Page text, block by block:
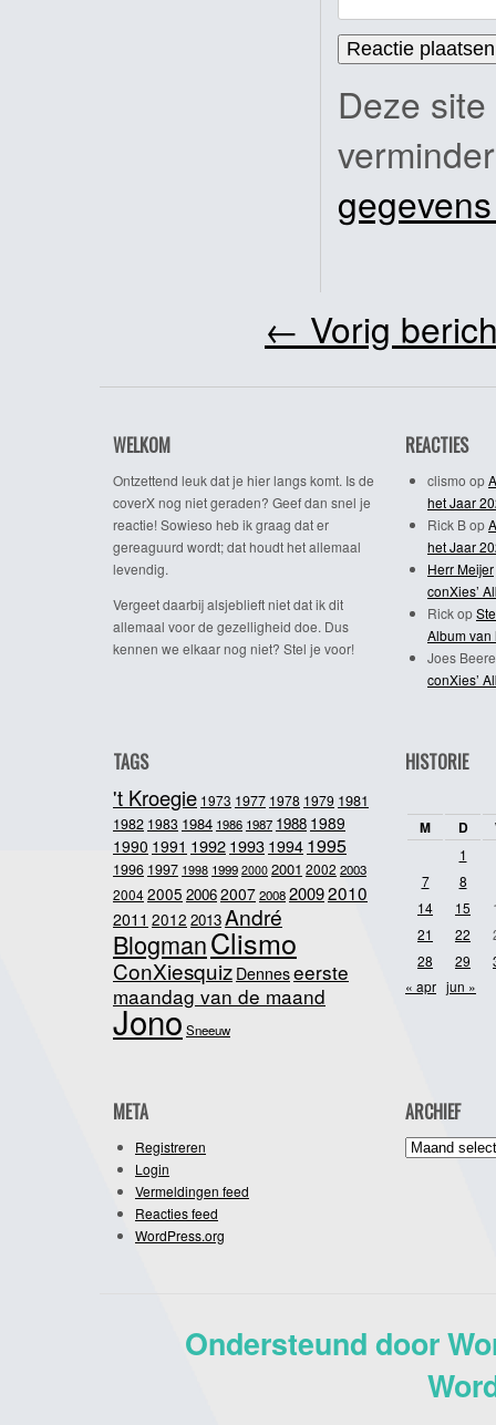
Deze
← Vorig
WELKOM
Ontzettend leuk dat je hier langs komt. Is de
coverX nog niet geraden? Geef dan snel je
reactie! Sowieso heb ik graag dat er
gereaguurd wordt; dat houdt het allemaal
levendig.
Vergeet daarbij alsjeblieft niet dat ik dit
allemaal voor de gezelligheid doe. Dus
kennen we elkaar nog niet? Stel je voor!
REACTIES
clismo op
het Jaar
Rick Bop
het Jaar
Herr Meijer
conXies’
Rickop
Album van
Joes
conXies’
TAGS
't Kroegie 1973 1977 1978 1979 1981
1982 1983 1984 1986 1987 1988 1989
1990 1991 19921993 1994 1995
1996 1997 1998 1999 2000 2001 2002 2003
20042005 20062007200820092010
2011 2012 2013André
BlogmanClismo
ConXiesquiz Denneseerste
maandag van de maand
JonoSneeuw
HISTORIE
M D
1
7
8
14
15
21
22
28
29
« apr jun »
META
Registreren
Login
Vermeldingen feed
Reacties feed
WordPress.org
ARCHIEF
Archief
Ondersteund door